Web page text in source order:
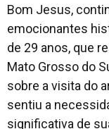
Bom Jesus,
emocionantes
de 29 anos, que
Mato Grosso do
sobre a visita do
sentiu a
significativa de